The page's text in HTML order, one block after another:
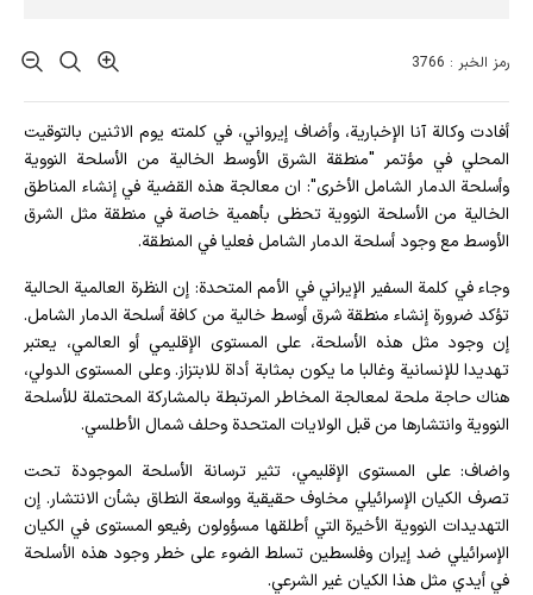
رمز الخبر : 3766
أفادت وکالة آنا الإخباریة، وأضاف إيرواني، في كلمته يوم الاثنين بالتوقيت
المحلي في مؤتمر "منطقة الشرق الأوسط الخالية من الأسلحة النووية
وأسلحة الدمار الشامل الأخرى": ان معالجة هذه القضية في إنشاء المناطق
الخالية من الأسلحة النووية تحظى بأهمية خاصة في منطقة مثل الشرق
الأوسط مع وجود أسلحة الدمار الشامل فعليا في المنطقة.
وجاء في كلمة السفير الإيراني في الأمم المتحدة: إن النظرة العالمية الحالية
تؤكد ضرورة إنشاء منطقة شرق أوسط خالية من كافة أسلحة الدمار الشامل.
إن وجود مثل هذه الأسلحة، على المستوى الإقليمي أو العالمي، يعتبر
تهديدا للإنسانية وغالبا ما يكون بمثابة أداة للابتزاز. وعلى المستوى الدولي،
هناك حاجة ملحة لمعالجة المخاطر المرتبطة بالمشاركة المحتملة للأسلحة
النووية وانتشارها من قبل الولايات المتحدة وحلف شمال الأطلسي.
واضاف: على المستوى الإقليمي، تثير ترسانة الأسلحة الموجودة تحت
تصرف الكيان الإسرائيلي مخاوف حقيقية وواسعة النطاق بشأن الانتشار. إن
التهديدات النووية الأخيرة التي أطلقها مسؤولون رفيعو المستوى في الكيان
الإسرائيلي ضد إيران وفلسطين تسلط الضوء على خطر وجود هذه الأسلحة
في أيدي مثل هذا الكيان غير الشرعي.